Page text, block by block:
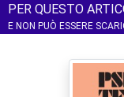
PER QUESTO
E NON PUÒ ESSERE